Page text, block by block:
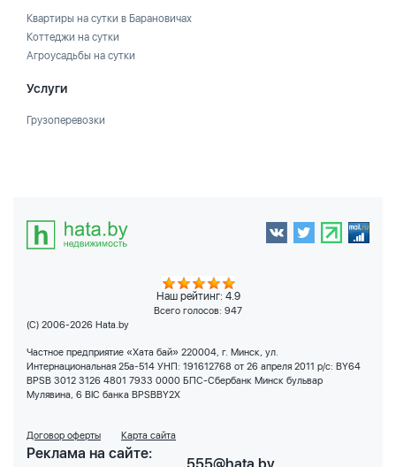
Квартиры на сутки в Барановичах
Коттеджи на сутки
Агроусадьбы на сутки
Услуги
Грузоперевозки
Наш рейтинг: 4.9
Всего голосов: 947
(C) 2006-2026 Hata.by
Частное предприятие «Хата бай» 220004, г. Минск, ул.
Интернациональная 25а-514 УНП: 191612768 от 26 апреля 2011 р/с: BY64
BPSB 3012 3126 4801 7933 0000 БПС-Сбербанк Минск бульвар
Мулявина, 6 BIC банка BPSBBY2X
Договор оферты Карта сайта
Реклама на сайте: